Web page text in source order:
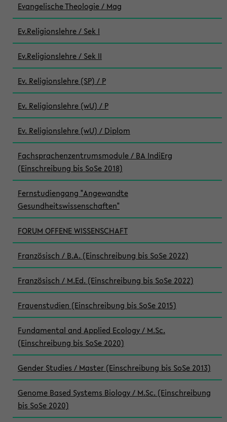
Evangelische Theologie / Mag
Ev.Religionslehre / Sek I
Ev.Religionslehre / Sek II
Ev. Religionslehre (SP) / P
Ev. Religionslehre (wU) / P
Ev. Religionslehre (wU) / Diplom
Fachsprachenzentrumsmodule / BA IndiErg
(Einschreibung bis SoSe 2018)
Fernstudiengang "Angewandte
Gesundheitswissenschaften"
FORUM OFFENE WISSENSCHAFT
Französisch / B.A. (Einschreibung bis SoSe 2022)
Französisch / M.Ed. (Einschreibung bis SoSe 2022)
Frauenstudien (Einschreibung bis SoSe 2015)
Fundamental and Applied Ecology / M.Sc.
(Einschreibung bis SoSe 2020)
Gender Studies / Master (Einschreibung bis SoSe 2013)
Genome Based Systems Biology / M.Sc. (Einschreibung
bis SoSe 2020)